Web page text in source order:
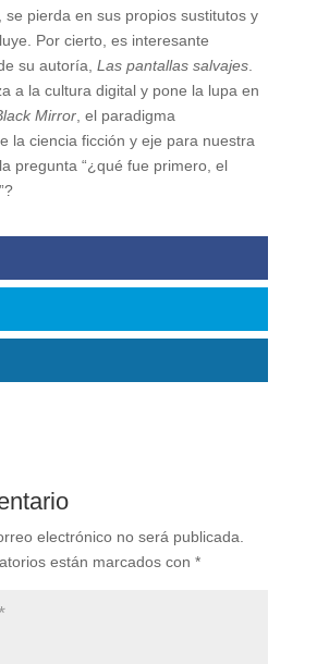
se pierda en sus propios sustitutos y
Por cierto, es interesante
su autoría, Las pantallas salvajes.
a la cultura digital y pone la lupa en
Mirror, el paradigma
la ciencia ficción y eje para nuestra
pregunta “¿qué fue primero, el
electrónico no será publicada.
están marcados con *